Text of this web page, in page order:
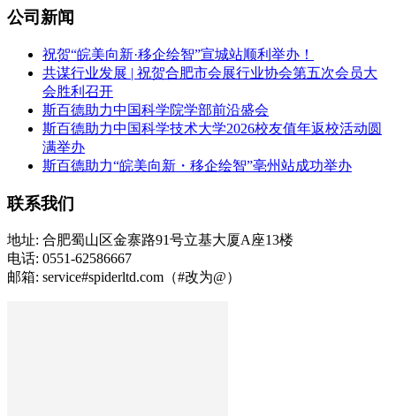
公司新闻
祝贺“皖美向新·移企绘智”宣城站顺利举办！
共谋行业发展 | 祝贺合肥市会展行业协会第五次会员大
会胜利召开
斯百德助力中国科学院学部前沿盛会
斯百德助力中国科学技术大学2026校友值年返校活动圆
满举办
斯百德助力“皖美向新・移企绘智”亳州站成功举办
联系我们
地址: 合肥蜀山区金寨路91号立基大厦A座13楼
电话: 0551-62586667
邮箱: service#spiderltd.com（#改为@）